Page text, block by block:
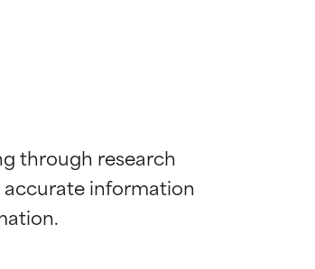
through research
information